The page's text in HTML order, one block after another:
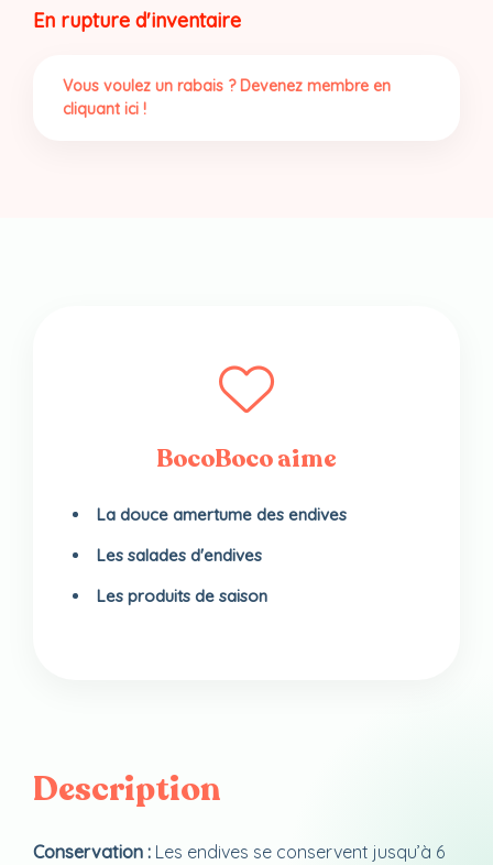
En rupture d'inventaire
Vous voulez un rabais ? Devenez membre en
cliquant ici !
Description
Conservation : Les endives se conservent jusqu’à 6
BocoBoco aime
La douce amertume des endives
Les salades d'endives
Les produits de saison